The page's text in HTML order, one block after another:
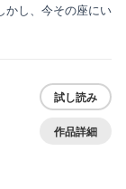
かし、今その座にい
試し読み
作品詳細